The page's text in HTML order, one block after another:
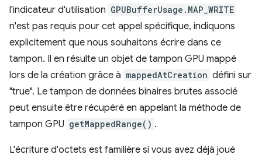
l'indicateur d'utilisation GPUBufferUsage.MAP_WRITE
n'est pas requis pour cet appel spécifique, indiquons
explicitement que nous souhaitons écrire dans ce
tampon. Il en résulte un objet de tampon GPU mappé
lors de la création grâce à mappedAtCreation défini sur
"true". Le tampon de données binaires brutes associé
peut ensuite être récupéré en appelant la méthode de
tampon GPU getMappedRange() .
L'écriture d'octets est familière si vous avez déjà joué